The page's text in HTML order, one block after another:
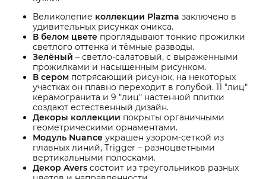
Великолепие коллекции Plazma заключено в
удивительных рисунках оникса.
В белом цвете проглядывают тонкие прожилки
светлого оттенка и тёмные разводы.
Зелёный – светло-салатовый, с выраженными
прожилками и насыщенным рисунком.
В сером потрясающий рисунок, на некоторых
участках он плавно переходит в голубой. 11 "лиц"
керамогранита и 9 "лиц" настенной плитки
создают естественный дизайн.
Декоры коллекции покрыты органичными
геометрическими орнаментами.
Модуль Nuance украшен узором-сеткой из
плавных линий, Trigger – разноцветными
вертикальными полосками.
Декор Avers состоит из треугольников разных